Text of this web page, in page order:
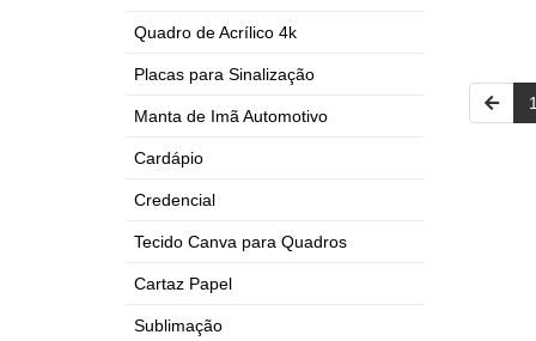
Quadro de Acrílico 4k
Placas para Sinalização
Manta de Imã Automotivo
Cardápio
Credencial
Tecido Canva para Quadros
Cartaz Papel
Sublimação